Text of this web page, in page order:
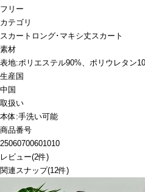
フリー
カテゴリ
スカート ロング･マキシ丈スカート
素材
表地:ポリエステル90%、ポリウレタン
生産国
中国
取扱い
本体:手洗い可能
商品番号
25060700601010
レビュー(2件)
関連スナップ(12件)